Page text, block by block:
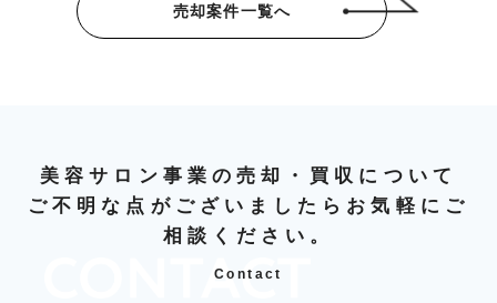
売却案件一覧へ
美容サロン事業の売却・買収について
ご不明な点がございましたらお気軽にご
相談ください。
Contact